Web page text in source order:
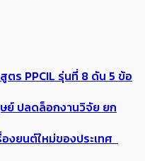
ตร PPCIL รุ่นที่ 8 ดัน 5 ข้อ
ย์ ปลดล็อกงานวิจัย ยก
งยนต์ใหม่ของประเทศ